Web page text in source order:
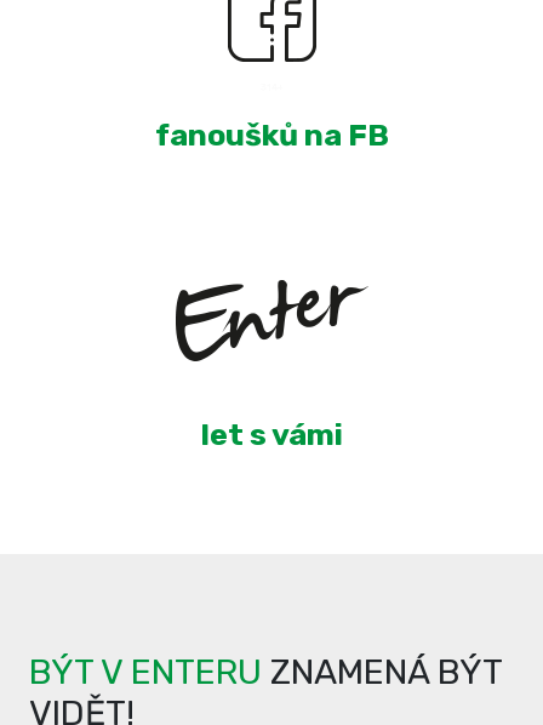
fanoušků na FB
let s vámi
BÝT V ENTERU ZNAMENÁ BÝT
VIDĚT!